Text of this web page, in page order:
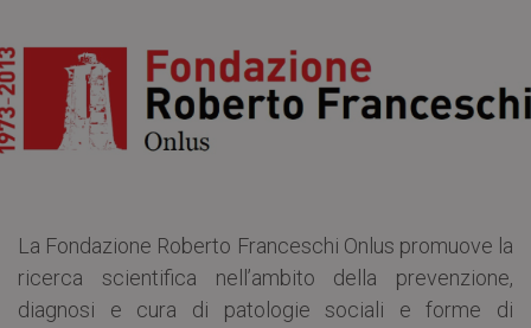
La Fondazione Roberto Franceschi Onlus promuove la
ricerca scientifica nell’ambito della prevenzione,
diagnosi e cura di patologie sociali e forme di